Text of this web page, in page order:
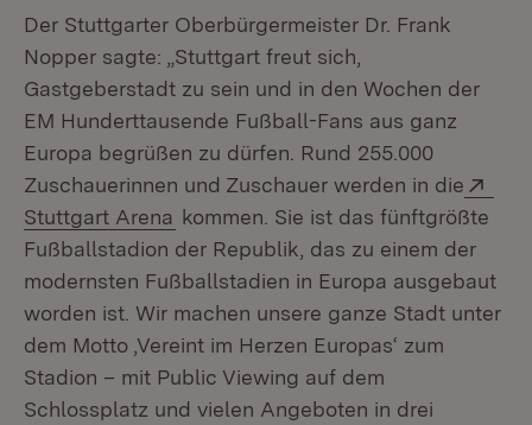
Der Stuttgarter Oberbürgermeister Dr. Frank
Nopper sagte: „Stuttgart freut sich,
Gastgeberstadt zu sein und in den Wochen der
EM Hunderttausende Fußball-Fans aus ganz
Europa begrüßen zu dürfen. Rund 255.000
Zuschauerinnen und Zuschauer werden in die
Stuttgart Arena (Öffnet in neuem Fenster)
kommen. Sie ist das fünftgrößte
Fußballstadion der Republik, das zu einem der
modernsten Fußballstadien in Europa ausgebaut
worden ist. Wir machen unsere ganze Stadt unter
dem Motto ‚Vereint im Herzen Europas‘ zum
Stadion – mit Public Viewing auf dem
Schlossplatz und vielen Angeboten in drei